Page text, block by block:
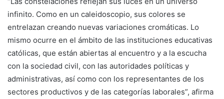
infinito. Como en un caleidoscopio, sus colores se
entrelazan creando nuevas variaciones cromáticas. Lo
mismo ocurre en el ámbito de las instituciones educativas
católicas, que están abiertas al encuentro y a la escucha
con la sociedad civil, con las autoridades políticas y
administrativas, así como con los representantes de los
sectores productivos y de las categorías laborales”, afirma